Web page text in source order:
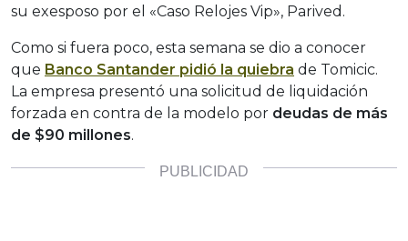
su exesposo por el «Caso Relojes Vip», Parived.
Como si fuera poco, esta semana se dio a conocer
que Banco Santander pidió la quiebra de Tomicic.
La empresa presentó una solicitud de liquidación
forzada en contra de la modelo por deudas de más
de $90 millones.